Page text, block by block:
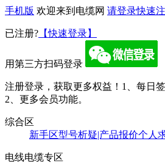
手机版 欢迎来到电缆网 请登录快速
已注册? 【快速登录】
用第三方扫码登录
注册登录，获取更多权益！ 1、每日签
2、更多会员功能。
综合区
新手区型号析疑|产品报价个人
电线电缆专区